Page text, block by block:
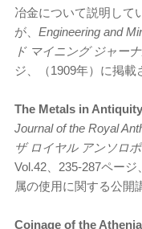
冶金について説明して
が、 Engineering and
ド マイニング ジャーナ
ジ、（1909年）に掲載
The Metals in Antiquity
Journal of the Royal
ザ ロイヤル アンソロ
Vol.42、235-287ペー
属の使用に関する公開
Coinage of the